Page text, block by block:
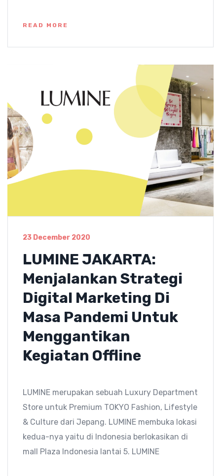
READ MORE
23 December 2020
LUMINE JAKARTA:
Menjalankan Strategi
Digital Marketing Di
Masa Pandemi Untuk
Menggantikan
Kegiatan Offline
LUMINE merupakan sebuah Luxury Department
Store untuk Premium TOKYO Fashion, Lifestyle
& Culture dari Jepang. LUMINE membuka lokasi
kedua-nya yaitu di Indonesia berlokasikan di
mall Plaza Indonesia lantai 5. LUMINE